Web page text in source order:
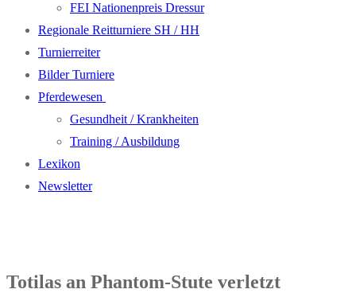
FEI Nationenpreis Dressur
Regionale Reitturniere SH / HH
Turnierreiter
Bilder Turniere
Pferdewesen
Gesundheit / Krankheiten
Training / Ausbildung
Lexikon
Newsletter
Totilas an Phantom-Stute verletzt